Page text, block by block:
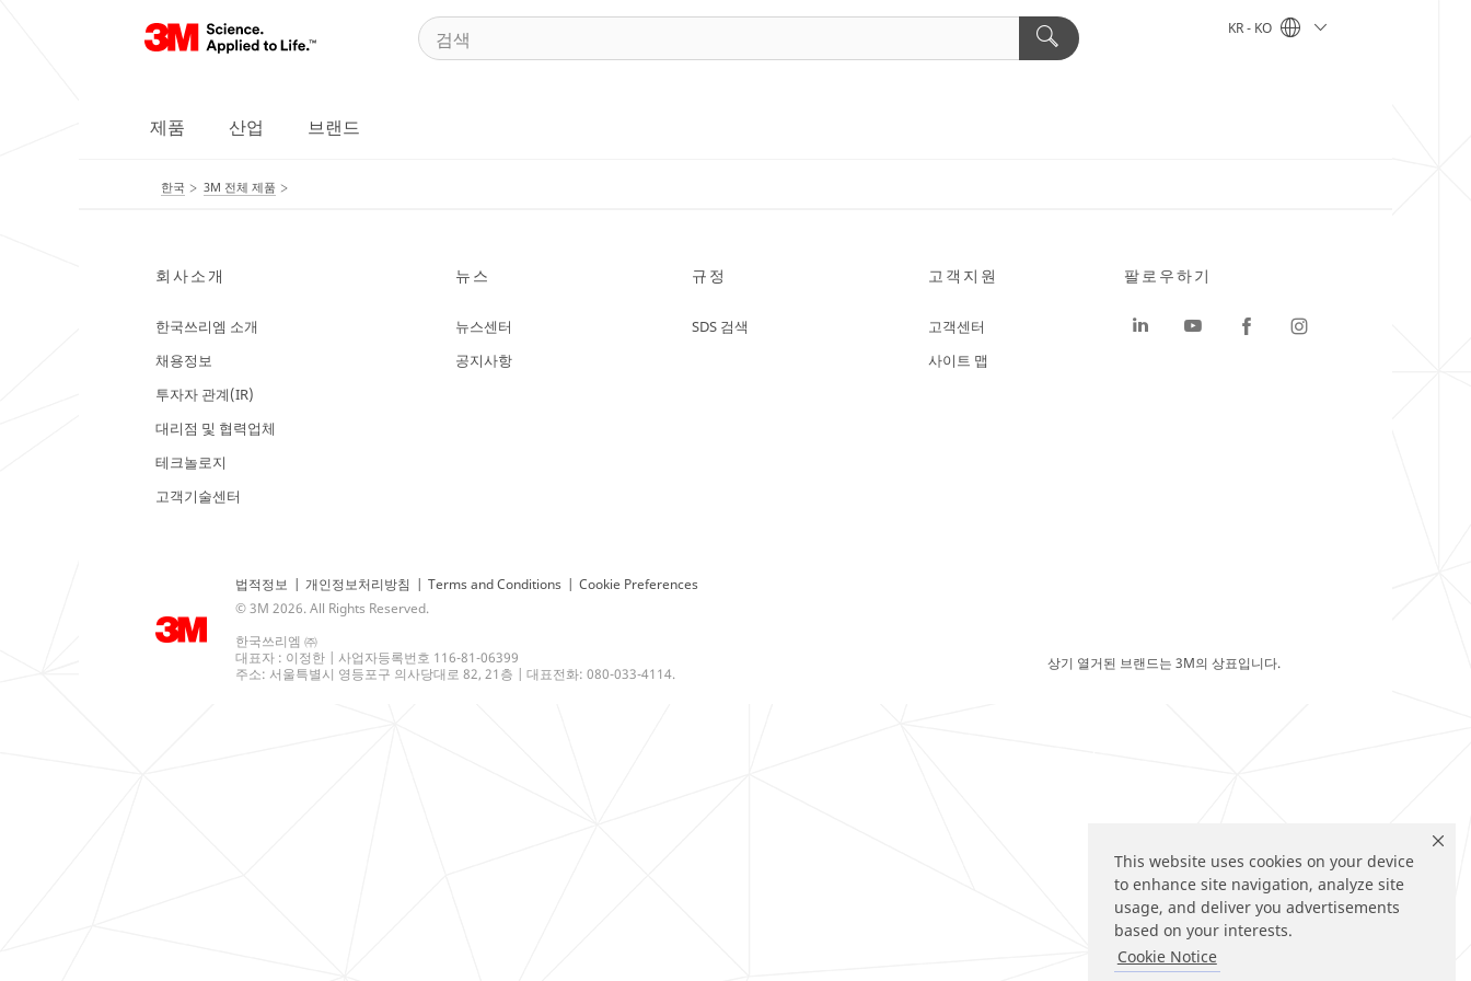
This website uses cookies on your device
to enhance site navigation, analyze site
usage, and deliver you advertisements
based on your interests.
Cookie Notice
KR - KO
제품 산업 브랜드
한국 3M 전체 제품
회사소개
한국쓰리엠 소개
채용정보
투자자 관계(IR)
대리점 및 협력업체
테크놀로지
고객기술센터
뉴스
뉴스센터
공지사항
규정
SDS 검색
고객지원
고객센터
사이트 맵
법적정보 | 개인정보처리방침 | Terms and Conditions | Cookie Preferences
© 3M 2026. All Rights Reserved.
한국쓰리엠 ㈜
대표자 : 이정한 | 사업자등록번호 116-81-06399
주소: 서울특별시 영등포구 의사당대로 82, 21층 | 대표전화: 080-033-4114.
팔로우하기
상기 열거된 브랜드는 3M의 상표입니다.